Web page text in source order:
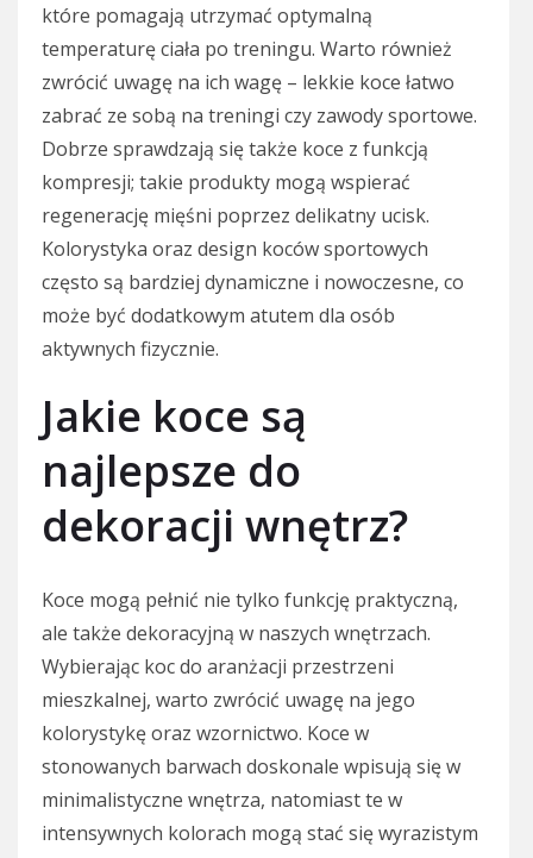
które pomagają utrzymać optymalną
temperaturę ciała po treningu. Warto również
zwrócić uwagę na ich wagę – lekkie koce łatwo
zabrać ze sobą na treningi czy zawody sportowe.
Dobrze sprawdzają się także koce z funkcją
kompresji; takie produkty mogą wspierać
regenerację mięśni poprzez delikatny ucisk.
Kolorystyka oraz design koców sportowych
często są bardziej dynamiczne i nowoczesne, co
może być dodatkowym atutem dla osób
aktywnych fizycznie.
Jakie koce są
najlepsze do
dekoracji wnętrz?
Koce mogą pełnić nie tylko funkcję praktyczną,
ale także dekoracyjną w naszych wnętrzach.
Wybierając koc do aranżacji przestrzeni
mieszkalnej, warto zwrócić uwagę na jego
kolorystykę oraz wzornictwo. Koce w
stonowanych barwach doskonale wpisują się w
minimalistyczne wnętrza, natomiast te w
intensywnych kolorach mogą stać się wyrazistym